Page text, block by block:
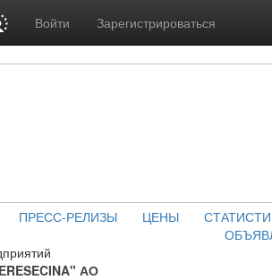
Войти Зарегистрироваться
ПРЕСС-РЕЛИЗЫ ЦЕНЫ
АО